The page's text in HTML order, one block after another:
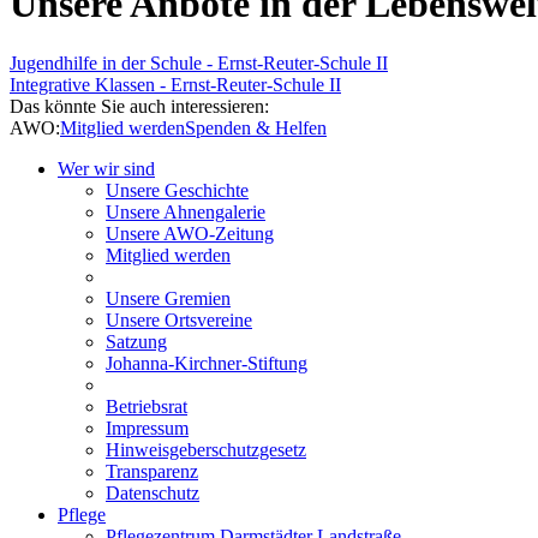
Jugendhilfe in der Schule - Ernst-Reuter-Schule II
Integrative Klassen - Ernst-Reuter-Schule II
Das könnte Sie auch interessieren:
AWO:Mitglied werdenSpenden & Helfen
Wer wir sind
Unsere Geschichte
Unsere Ahnengalerie
Unsere AWO-Zeitung
Mitglied werden
Unsere Gremien
Unsere Ortsvereine
Satzung
Johanna-Kirchner-Stiftung
Betriebsrat
Impressum
Hinweisgeberschutzgesetz
Transparenz
Datenschutz
Pflege